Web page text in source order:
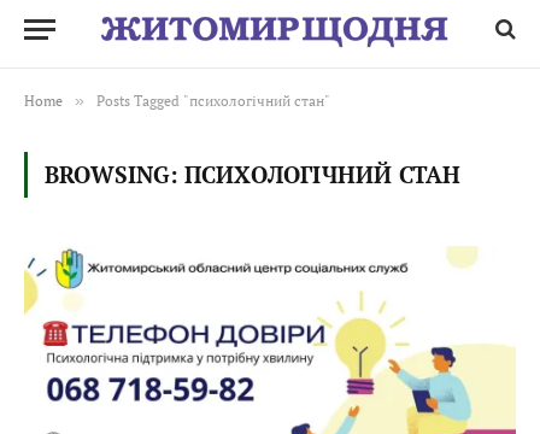
Home » Posts Tagged "психологічний стан"
BROWSING: ПСИХОЛОГІЧНИЙ СТАН